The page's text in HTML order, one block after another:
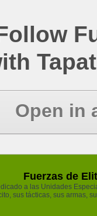
Open in
Fuerzas de
a las Unidades
sus tácticas, sus armas,